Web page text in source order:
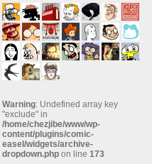
Warning: Undefined array key
"exclude" in
/home/chezjibe/www/wp-
content/plugins/comic-
easel/widgets/archive-
dropdown.php on line 173